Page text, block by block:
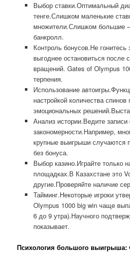
Выбор ставки.Оптимальный
тенге.Слишком маленькие
множители.Слишком большие
банкролл.
Контроль бонусов.Не
выгоднее остановиться после
вращений. Gates of Olympus
терпения.
Использование
настройкой количества спинов
эмоциональных
Анализ истории.Ведите
закономерности.Например,
крупные выигрыши случаются
без бонуса.
Выбор казино.Играйте только
площадках.В Казахстане это
другие.Проверяйте наличие
Тайминг.Некоторые игроки
Olympus 1000 big win чаще
6 до 9 утра).Научного
показывает.
Психология большого выигрыша: